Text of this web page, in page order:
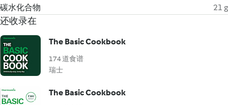
碳水化合物
21 g
还收录在
The Basic Cookbook
174 道食谱
瑞士
The Basic Cookbook